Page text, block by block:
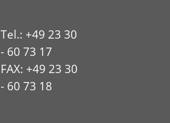
Tel.: +49 23 30
- 60 73 17
FAX: +49 23 30
- 60 73 18